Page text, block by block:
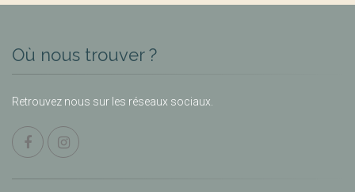
Où nous trouver ?
Retrouvez nous sur les réseaux sociaux.